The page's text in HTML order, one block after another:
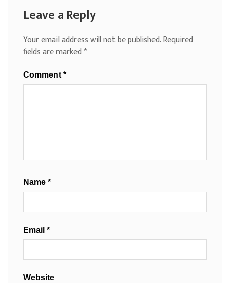
Leave a Reply
Your email address will not be published.Required
fields are marked*
Comment *
Name *
Email *
Website